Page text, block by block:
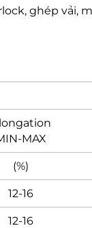
ghép vải,
MAX
(%)
12-16
12-16